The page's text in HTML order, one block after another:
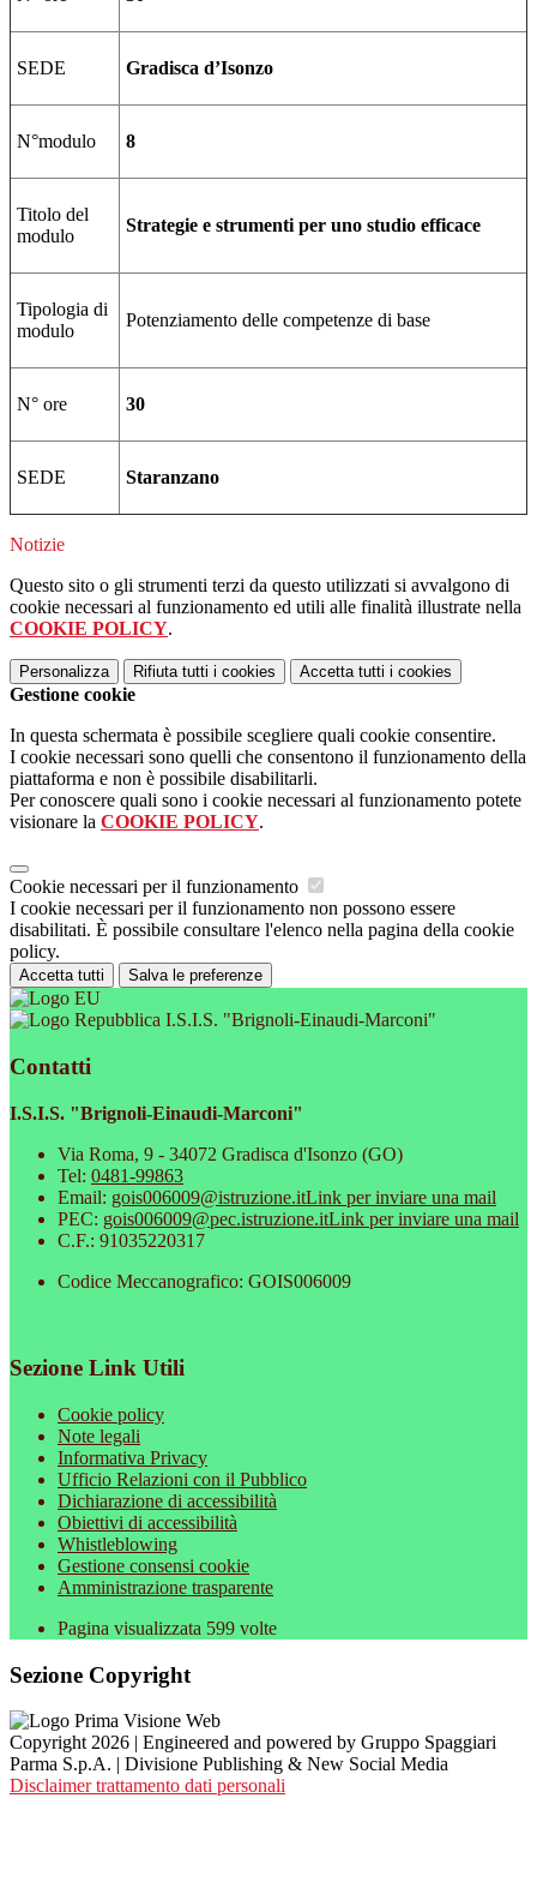
SEDE Gradisca d’Isonzo
N°modulo 8
Titolo del
modulo
Strategie e strumenti per uno studio efficace
Tipologia di
modulo
Potenziamento delle competenze di base
N° ore 30
SEDE Staranzano
Notizie
Questo sito o gli strumenti terzi da questo utilizzati si avvalgono di
cookie necessari al funzionamento ed utili alle finalità illustrate nella
COOKIE POLICY.
Personalizza Rifiuta tutti i cookies Accetta tutti i cookies
Gestione cookie
In questa schermata è possibile scegliere quali cookie consentire.
I cookie necessari sono quelli che consentono il funzionamento della
piattaforma e non è possibile disabilitarli.
Per conoscere quali sono i cookie necessari al funzionamento potete
visionare la COOKIE POLICY.
Cookie necessari per il funzionamento
I cookie necessari per il funzionamento non possono essere
disabilitati. È possibile consultare l'elenco nella pagina della cookie
policy.
Accetta tutti Salva le preferenze
I.S.I.S. "Brignoli-Einaudi-Marconi"
Contatti
I.S.I.S. "Brignoli-Einaudi-Marconi"
Via Roma, 9 - 34072 Gradisca d'Isonzo (GO)
Tel: 0481-99863
Email: gois006009@istruzione.itLink per inviare una mail
PEC: gois006009@pec.istruzione.itLink per inviare una mail
C.F.: 91035220317
Codice Meccanografico: GOIS006009
Sezione Link Utili
Cookie policy
Note legali
Informativa Privacy
Ufficio Relazioni con il Pubblico
Dichiarazione di accessibilità
Obiettivi di accessibilità
Whistleblowing
Gestione consensi cookie
Amministrazione trasparente
Pagina visualizzata 599 volte
Sezione Copyright
Copyright 2026 | Engineered and powered by Gruppo Spaggiari
Parma S.p.A. | Divisione Publishing & New Social Media
Disclaimer trattamento dati personali